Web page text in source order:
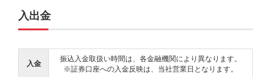
入出金
入金
振込入金取扱い時間は、各金融機関により異なります。
※証券口座への入金反映は、当社営業日となります。